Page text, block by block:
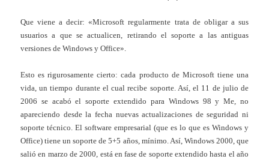
Que viene a decir: «Microsoft regularmente trata de obligar a sus
usuarios a que se actualicen, retirando el soporte a las antiguas
versiones de Windows y Office».
Esto es rigurosamente cierto: cada producto de Microsoft tiene una
vida, un tiempo durante el cual recibe soporte. Así, el 11 de julio de
2006 se acabó el soporte extendido para Windows 98 y Me, no
apareciendo desde la fecha nuevas actualizaciones de seguridad ni
soporte técnico. El software empresarial (que es lo que es Windows y
Office) tiene un soporte de 5+5 años, mínimo. Así, Windows 2000, que
salió en marzo de 2000, está en fase de soporte extendido hasta el año